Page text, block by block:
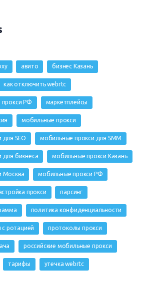
авито бизнес Казань
как отключить webrtc
прокси РФ маркетплейсы
мобильные прокси
SEO мобильные прокси для SMM
для бизнеса мобильные прокси Казань
Москва мобильные прокси РФ
прокси парсинг
политика конфиденциальности
с ротацией протоколы прокси
российские мобильные прокси
тарифы утечка webrtc